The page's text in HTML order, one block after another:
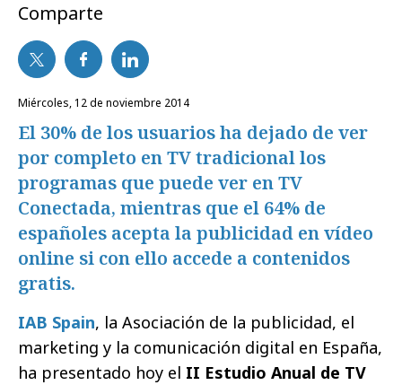
Comparte
miércoles, 12 de noviembre 2014
El 30% de los usuarios ha dejado de ver
por completo en TV tradicional los
programas que puede ver en TV
Conectada, mientras que el 64% de
españoles acepta la publicidad en vídeo
online si con ello accede a contenidos
gratis.
IAB Spain, la Asociación de la publicidad, el
marketing y la comunicación digital en España,
ha presentado hoy el II Estudio Anual de TV